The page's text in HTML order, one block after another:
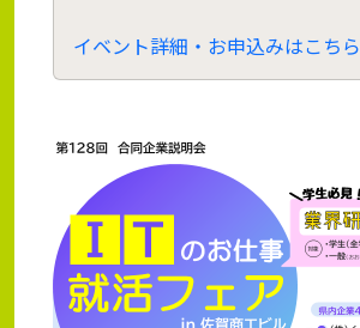
イベント詳細・お申込みはこちら